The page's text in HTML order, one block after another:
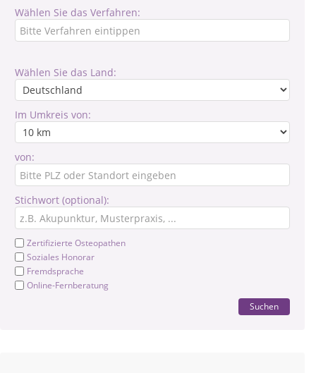
Wählen Sie das Verfahren:
Wählen Sie das Land:
Im Umkreis von:
von:
Stichwort (optional):
Zertifizierte Osteopathen
Soziales Honorar
Fremdsprache
Online-Fernberatung
Suchen